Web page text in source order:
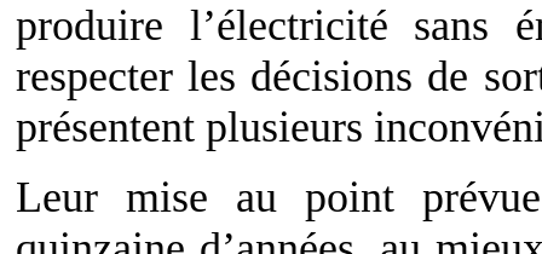
produire l’électricité sans
respecter les décisions de
présentent plusieurs
Leur mise au point